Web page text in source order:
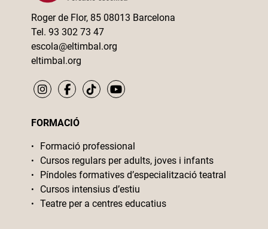
Roger de Flor, 85 08013 Barcelona
Tel. 93 302 73 47
escola@eltimbal.org
eltimbal.org
FORMACIÓ
Formació professional
Cursos regulars per adults, joves i infants
Píndoles formatives d’especialització teatral
Cursos intensius d’estiu
Teatre per a centres educatius